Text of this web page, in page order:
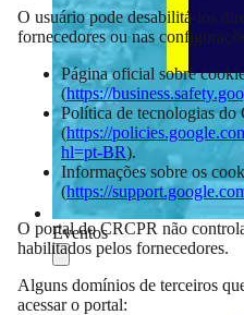
Eventos
Compartilhar
O usuário pode desabilitá-los
fornecedores ou nas
Página oficial sobre
(https://
Política de tecnologias do
(https://
hl=pt-BR).
Informações sobre os
(https://
O portal do CRCPR não
habilitados pelos fornecedores.
Alguns domínios de terceiros
acessar o portal: